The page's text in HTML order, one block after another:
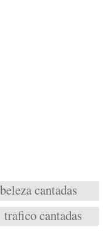
beleza cantadas
trafico cantadas